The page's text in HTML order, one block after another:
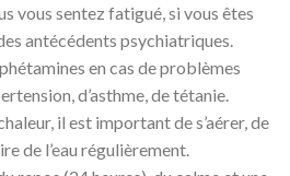
vous sentez fatigué, si vous êtes
antécédents psychiatriques.
en cas de problèmes
d’asthme, de tétanie.
il est important de s’aérer, de
de l’eau régulièrement.